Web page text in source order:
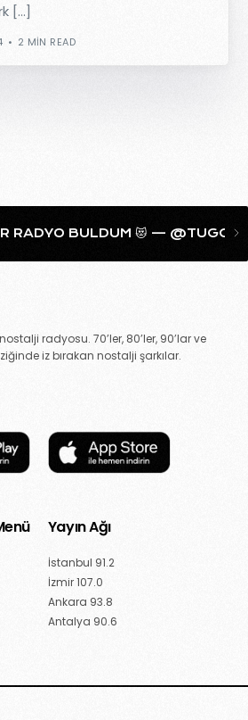
[…]
2 MIN READ
BULDUM 😻 —
radyosu. 70’ler, 80’ler, 90’lar ve
iz bırakan nostalji şarkılar.
Yayın Ağı
İstanbul 91.2
İzmir 107.0
Ankara 93.8
Antalya 90.6